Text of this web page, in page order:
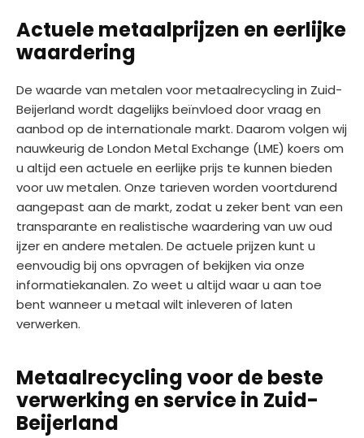
Actuele metaalprijzen en eerlijke
waardering
De waarde van metalen voor metaalrecycling in Zuid-
Beijerland wordt dagelijks beïnvloed door vraag en
aanbod op de internationale markt. Daarom volgen wij
nauwkeurig de London Metal Exchange (LME) koers om
u altijd een actuele en eerlijke prijs te kunnen bieden
voor uw metalen. Onze tarieven worden voortdurend
aangepast aan de markt, zodat u zeker bent van een
transparante en realistische waardering van uw oud
ijzer en andere metalen. De actuele prijzen kunt u
eenvoudig bij ons opvragen of bekijken via onze
informatiekanalen. Zo weet u altijd waar u aan toe
bent wanneer u metaal wilt inleveren of laten
verwerken.
Metaalrecycling voor de beste
verwerking en service in Zuid-
Beijerland